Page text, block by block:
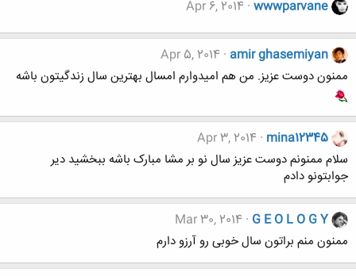
wwwparvane
Apr 6, 2014
amir ghasemiyan
Apr 5, 2014
ممنون دوست عزيز. من هم اميدوارم امسال بهترين سال زندگيتون باشه
mina12345
Apr 3, 2014
سلام ممنونم دوست عزیز سال نو بر مشا مبارک باشه ببخشید دیر
جوابتونو دادم
G E O L O G Y
Mar 30, 2014
ممنون منم براتون سال خوبی رو آرزو دارم